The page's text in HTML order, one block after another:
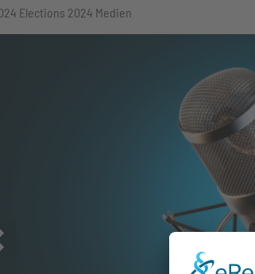
Elections 2024 Medien